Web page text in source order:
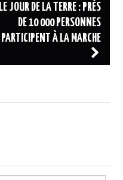
LE JOUR DE LA TERRE : PRÈS
DE 10 000 PERSONNES
PARTICIPENT À LA MARCHE